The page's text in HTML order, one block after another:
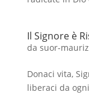
Il Signore è
da suor-
Donaci vita,
liberaci da